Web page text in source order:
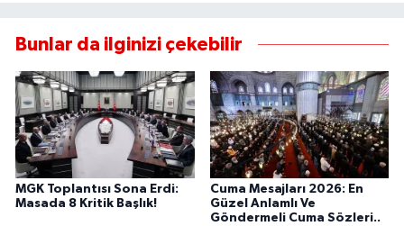
Bunlar da ilginizi çekebilir
MGK Toplantısı Sona Erdi:
Masada 8 Kritik Başlık!
Cuma Mesajları 2026: En
Güzel Anlamlı Ve
Göndermeli Cuma Sözleri..